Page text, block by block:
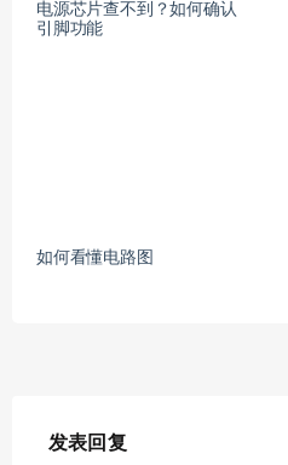
电源芯片查不到？如何确认
引脚功能
如何看懂电路图
发表回复